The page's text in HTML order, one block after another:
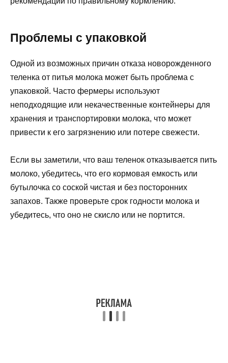
Проблемы с упаковкой
Одной из возможных причин отказа новорожденного
теленка от питья молока может быть проблема с
упаковкой. Часто фермеры используют
неподходящие или некачественные контейнеры для
хранения и транспортировки молока, что может
привести к его загрязнению или потере свежести.
Если вы заметили, что ваш теленок отказывается пить
молоко, убедитесь, что его кормовая емкость или
бутылочка со соской чистая и без посторонних
запахов. Также проверьте срок годности молока и
убедитесь, что оно не скисло или не портится.